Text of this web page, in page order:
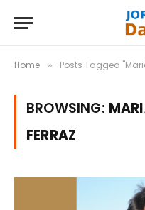
Home » Posts Tagged
BROWSING:
FERRAZ